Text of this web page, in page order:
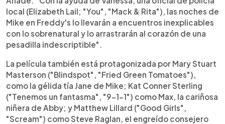
local (Elizabeth Lail; "You", "Mack & Rita"), las noches de
Mike en Freddy's lo llevarán a encuentros inexplicables
con lo sobrenatural y lo arrastrarán al corazón de una
pesadilla indescriptible".
La película también está protagonizada por Mary Stuart
Masterson ("Blindspot", "Fried Green Tomatoes"),
como la gélida tía Jane de Mike; Kat Conner Sterling
("Tenemos un fantasma", "9-1-1") como Max, la cariñosa
niñera de Abby; y Matthew Lillard ("Good Girls",
"Scream") como Steve Raglan, el engreído consejero